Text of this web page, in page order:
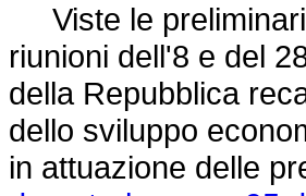
Viste le preliminari
riunioni dell'8 e del
della Repubblica
dello sviluppo
in attuazione delle